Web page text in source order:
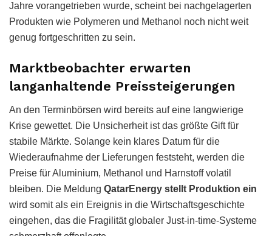
Jahre vorangetrieben wurde, scheint bei nachgelagerten
Produkten wie Polymeren und Methanol noch nicht weit
genug fortgeschritten zu sein.
Marktbeobachter erwarten
langanhaltende Preissteigerungen
An den Terminbörsen wird bereits auf eine langwierige
Krise gewettet. Die Unsicherheit ist das größte Gift für
stabile Märkte. Solange kein klares Datum für die
Wiederaufnahme der Lieferungen feststeht, werden die
Preise für Aluminium, Methanol und Harnstoff volatil
bleiben. Die Meldung QatarEnergy stellt Produktion ein
wird somit als ein Ereignis in die Wirtschaftsgeschichte
eingehen, das die Fragilität globaler Just-in-time-Systeme